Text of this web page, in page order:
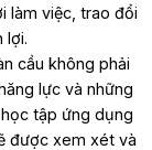
làm việc, trao đổi
lợi.
cầu không phải
lực và những
tập ứng dụng
được xem xét và